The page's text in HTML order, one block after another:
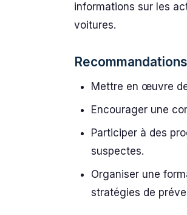
informations sur les
voitures.
Mettre en œuvre
Encourager une
Participer à des
suspectes.
Organiser une
stratégies de